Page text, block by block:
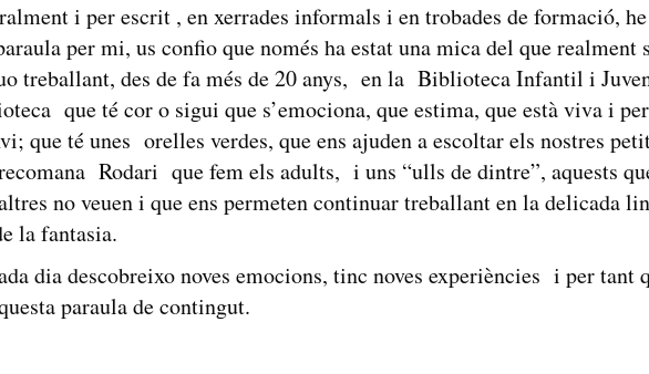
i per escrit , en xerrades informals i en trobades de formació,
per mi, us confio que només ha estat una mica del que
treballant, des de fa més de 20 anys, en la Biblioteca Infantil i
que té cor o sigui que s’emociona, que estima, que està viva i
que té unes orelles verdes, que ens ajuden a escoltar els nostres
Rodari que fem els adults, i uns “ulls de dintre”, aquests
no veuen i que ens permeten continuar treballant en la delicada
la fantasia.
dia descobreixo noves emocions, tinc noves experiències i per tant
paraula de contingut.